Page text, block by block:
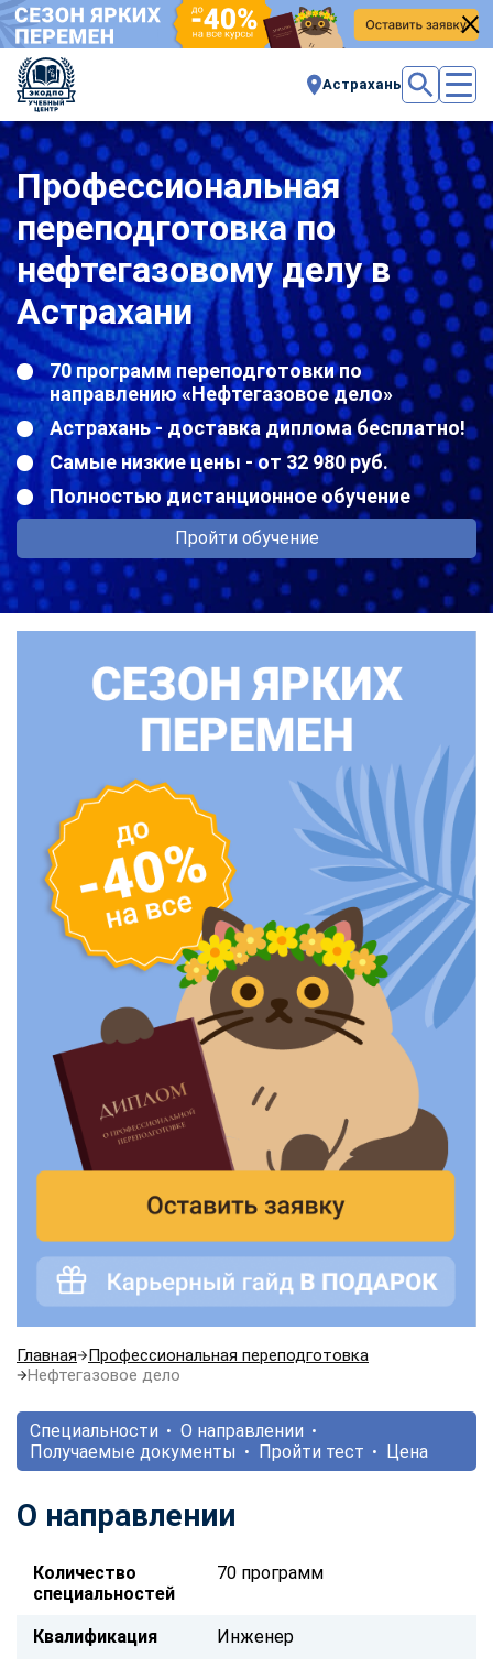
Астрахань
Профессиональная
переподготовка по
нефтегазовому делу в
Астрахани
70 программ переподготовки по
направлению «Нефтегазовое дело»
Астрахань - доставка диплома бесплатно!
Самые низкие цены - от 32 980 руб.
Полностью дистанционное обучение
Пройти обучение
Главная
Профессиональная переподготовка
Нефтегазовое дело
Специальности
О направлении
Получаемые документы
Пройти тест Цена
О направлении
Количество
специальностей
70 программ
Квалификация Инженер